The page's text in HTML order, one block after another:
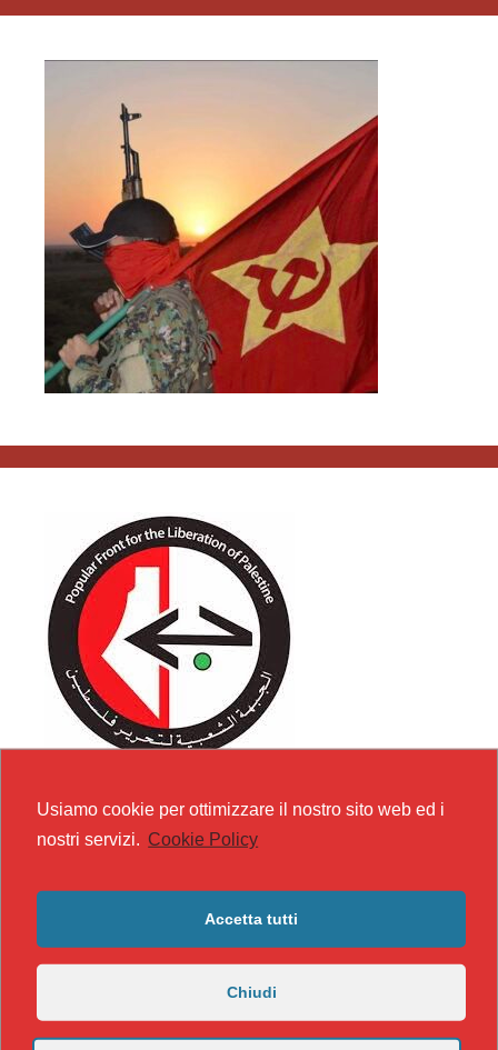
Usiamo cookie per ottimizzare il nostro sito web ed i
nostri servizi. Cookie Policy
Accetta tutti
Chiudi